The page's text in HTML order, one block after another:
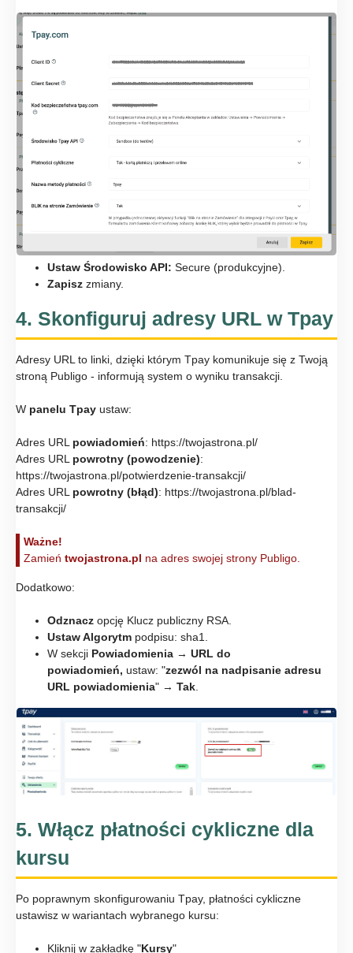
Ustaw Środowisko API: Secure (produkcyjne).
Zapisz zmiany.
4. Skonfiguruj adresy URL w Tpay
Adresy URL to linki, dzięki którym Tpay komunikuje się z Twoją
stroną Publigo - informują system o wyniku transakcji.
W panelu Tpay ustaw:
Adres URL powiadomień: https://twojastrona.pl/
Adres URL powrotny (powodzenie):
https://twojastrona.pl/potwierdzenie-transakcji/
Adres URL powrotny (błąd): https://twojastrona.pl/blad-
transakcji/
Ważne!
Zamień twojastrona.pl na adres swojej strony Publigo.
Dodatkowo:
Odznacz opcję Klucz publiczny RSA.
Ustaw Algorytm podpisu: sha1.
W sekcji Powiadomienia → URL do
powiadomień, ustaw: "zezwól na nadpisanie adresu
URL powiadomienia" → Tak.
5. Włącz płatności cykliczne dla
kursu
Po poprawnym skonfigurowaniu Tpay, płatności cykliczne
ustawisz w wariantach wybranego kursu:
Kliknij w zakładkę "Kursy"